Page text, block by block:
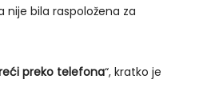
nije bila raspoložena za
preko telefona“, kratko je